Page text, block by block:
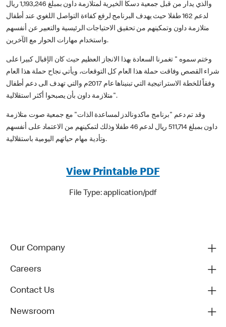
والذي يدار من قبل جمعية دسكا الخيرية لمتلازمة داون بمبلغ 1,193,246 ريال
لدعم 162 طفلا حيث يهدف البرنامج لرفع كفاءة التواصل اللغوي عند أطفال
متلازمة داون وتمكينهم من تحقيق الاحتياجات الرئيسية والتعبير عن أنفسهم
واستخدام مهارات الحوار مع الآخرين.
وختم سموه " تغمرنا السعادة بهذا الانجاز العظيم حيث كان الإقبال كبيرا على
شراء القصص وفاقت حملة هذا العام كل التوقعات، ويأتي نجاح حملة هذا العام
وفقاً للخطة الاستراتيجية التي تبنيناها عام 2017م والتي تهدف الى دعم أطفال
متلازمة داون بأن يصبحوا أكثر استقلالية".
وقد تم دعم "برنامج ماكدونالدز لمساعدة الذات" مع جمعية صوت متلازمة
داون بمبلغ 511,714 ريال لدعم 46 طفلا وذلك لتمكينهم من الاعتماد على أنفسهم
وتأدية مهام حياتهم اليومية باستقلالية.
View Printable PDF
File Type: application/pdf
Our Company
Careers
Contact Us
Newsroom